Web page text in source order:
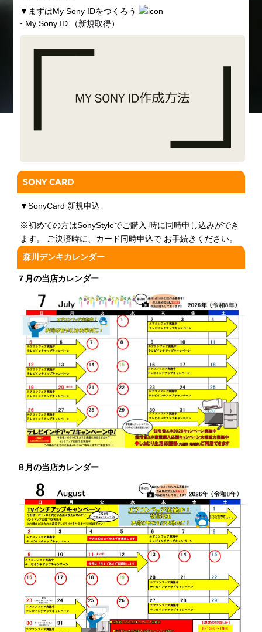
▼ まずはMy Sony IDをつくろう
・My Sony ID （新規取得）
SONY CARD
▼SonyCard 新規申込
※初めての方はSonyStyleでご購入 時に同時申し込みができ
ます。 ご決済時に、カード同時申込で お手続きください。
森川デンキカレンダー
７月の当店カレンダー
８月の当店カレンダー